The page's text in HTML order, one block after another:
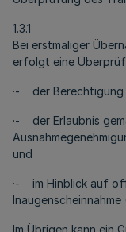
1.3.1
Bei erstmaliger
erfolgt eine
·- der Berechtigung
·- der Erlaubnis
und
·- im Hinblick auf
Im Übrigen kann ein